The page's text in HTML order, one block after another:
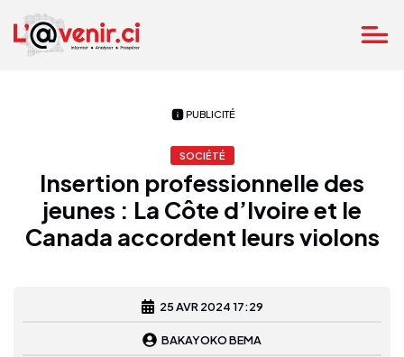
PUBLICITÉ
SOCIÉTÉ
Insertion professionnelle des
jeunes : La Côte d’Ivoire et le
Canada accordent leurs violons
25 AVR 2024 17:29
BAKAYOKO BEMA